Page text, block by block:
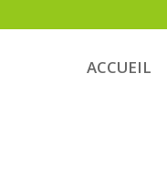
ACCUEIL